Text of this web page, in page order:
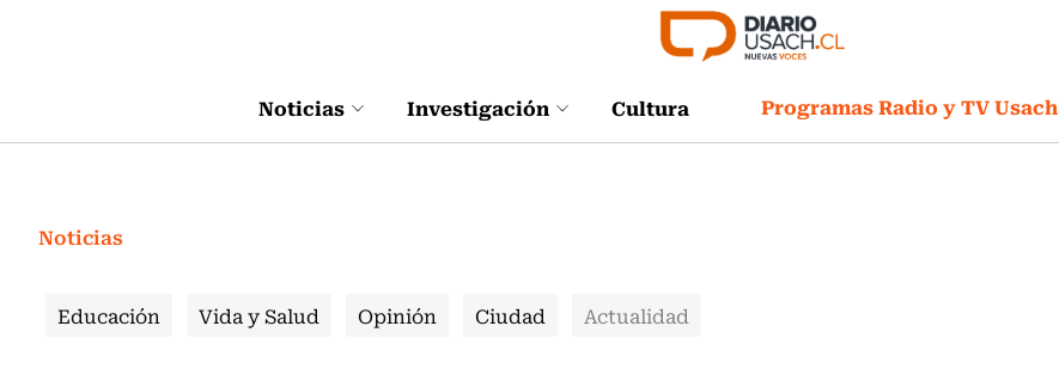
Noticias Investigación Cultura Programas Radio y TV Usach
Noticias
Educación Vida y Salud Opinión Ciudad Actualidad